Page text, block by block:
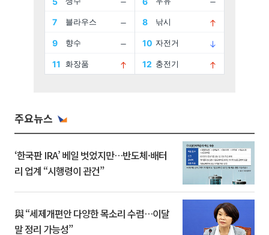
주요뉴스
‘한국판 IRA’ 베일 벗었지만…반도체·배터
리 업계 “시행령이 관건”
與 “세제개편안 다양한 목소리 수렴…이달
말 정리 가능성”